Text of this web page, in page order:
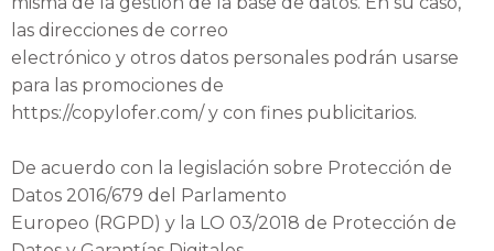
las direcciones de correo
electrónico y otros datos personales podrán usarse
para las promociones de
https://copylofer.com/ y con fines publicitarios.
De acuerdo con la legislación sobre Protección de
Datos 2016/679 del Parlamento
Europeo (RGPD) y la LO 03/2018 de Protección de